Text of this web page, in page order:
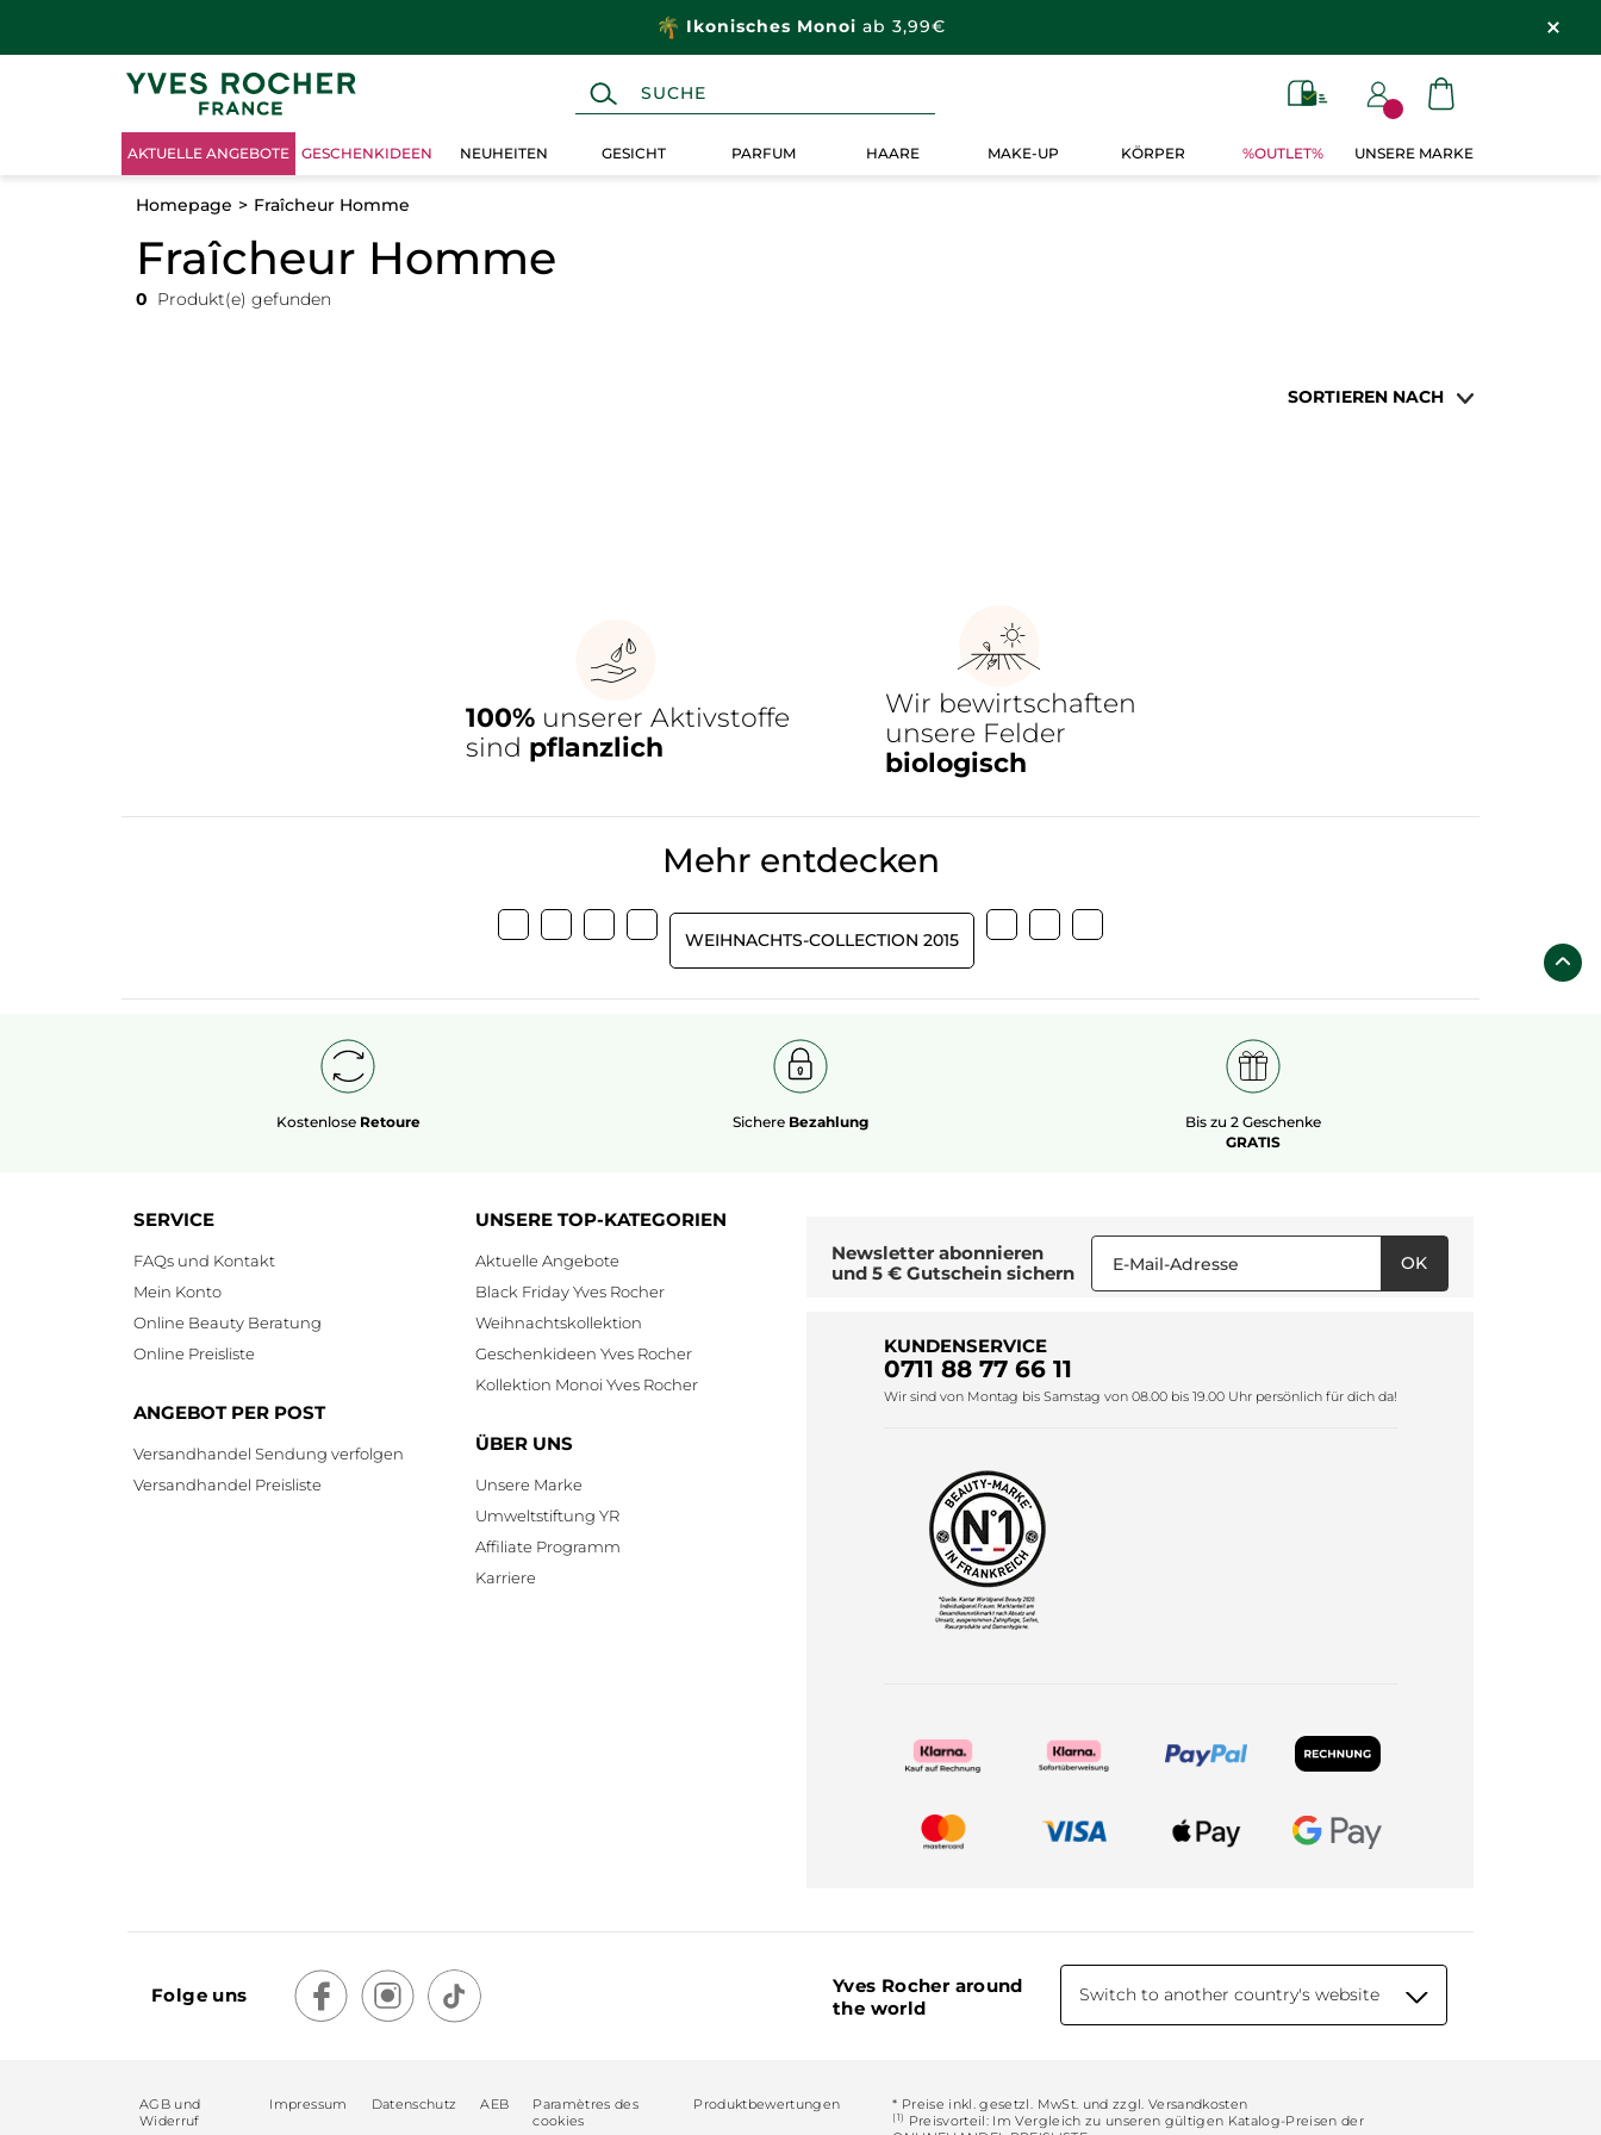
Ikonisches Monoi ab 3,99€
AKTUELLE ANGEBOTE GESCHENKIDEEN NEUHEITEN GESICHT PARFUM HAARE MAKE-UP KÖRPER %OUTLET% UNSERE MARKE
Homepage Fraîcheur Homme
Fraîcheur Homme
0 Produkt(e) gefunden
SORTIEREN NACH
100%unserer Aktivstoffe
sind pflanzlich
Wir bewirtschaften
unsere Felder
biologisch
Mehr entdecken
WEIHNACHTS-COLLECTION 2015
Kostenlose Retoure Sichere Bezahlung
Bis zu 2 Geschenke
GRATIS
SERVICE
FAQs und Kontakt
Mein Konto
Online Beauty Beratung
Online Preisliste
ANGEBOT PER POST
Versandhandel Sendung verfolgen
Versandhandel Preisliste
UNSERE TOP-KATEGORIEN
Aktuelle Angebote
Black Friday Yves Rocher
Weihnachtskollektion
Geschenkideen Yves Rocher
Kollektion Monoi Yves Rocher
ÜBER UNS
Unsere Marke
Umweltstiftung YR
Affiliate Programm
Karriere
Newsletter abonnieren
und 5 € Gutschein sichern OK
KUNDENSERVICE
0711 88 77 66 11
Wir sind von Montag bis Samstag von 08.00 bis 19.00 Uhr persönlich für dich da!
Folge uns
Yves Rocher around
the world
Switch to another country's website
AGB und
Widerruf
Impressum Datenschutz AEB
Paramètres des
cookies
Produktbewertungen * Preise inkl. gesetzl. MwSt. und zzgl. Versandkosten
(1) Preisvorteil: Im Vergleich zu unseren gültigen Katalog-Preisen der